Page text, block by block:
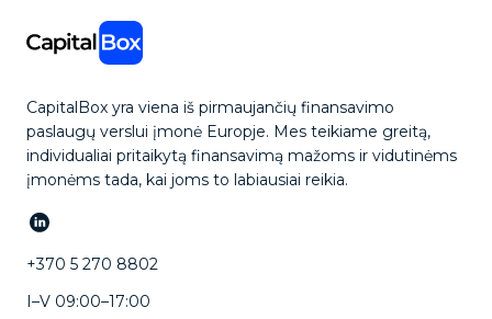
CapitalBox yra viena iš pirmaujančių finansavimo
paslaugų verslui įmonė Europje. Mes teikiame greitą,
individualiai pritaikytą finansavimą mažoms ir vidutinėms
įmonėms tada, kai joms to labiausiai reikia.
+370 5 270 8802
I–V 09:00–17:00